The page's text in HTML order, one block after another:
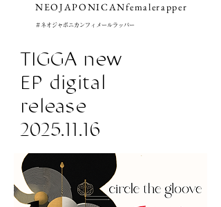
＃ネオジャポニカンフィメールラッパー
​NEOJAPONICANfemalerapper
TIGGA new
EP digital
release
2025.11.16